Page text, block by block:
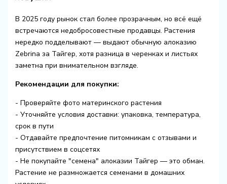
В 2025 году рынок стал более прозрачным, но всё ещё
встречаются недобросовестные продавцы. Растения
нередко подделывают — выдают обычную алоказию
Zebrina за Тайгер, хотя разница в черенках и листьях
заметна при внимательном взгляде.
Рекомендации для покупки:
- Проверяйте фото материнского растения
- Уточняйте условия доставки: упаковка, температура,
срок в пути
- Отдавайте предпочтение питомникам с отзывами и
присутствием в соцсетях
- Не покупайте "семена" алоказии Тайгер — это обман.
Растение не размножается семенами в домашних